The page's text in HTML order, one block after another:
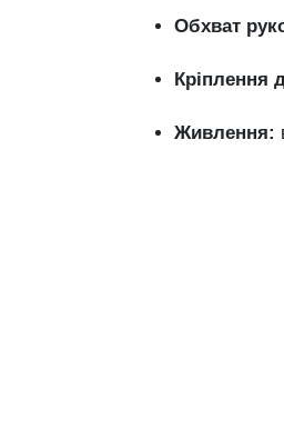
Обхват
Кріплення
Живлення: